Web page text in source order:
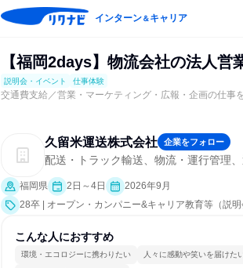
インターン＆キャリア
【福岡2days】物流会社の法人営
説明会・イベント 仕事体験
交通費支給／営業・マーケティング・広報・企画の仕事
久留米運送株式会社 企業をフォロー
配送・トラック輸送、物流・運行管理
福岡県 2日～4日
2026年9月
28卒 | オープン・カンパニー&キャリア教育等（説
こんな人におすすめ
環境・エコロジーに携わりたい 人々に感動や笑いを届けた